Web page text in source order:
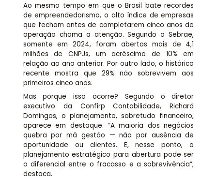
Ao mesmo tempo em que o Brasil bate recordes
de empreendedorismo, o alto índice de empresas
que fecham antes de completarem cinco anos de
operação chama a atenção. Segundo o Sebrae,
somente em 2024, foram abertos mais de 4,1
milhões de CNPJs, um acréscimo de 10% em
relação ao ano anterior. Por outro lado, o histórico
recente mostra que 29% não sobrevivem aos
primeiros cinco anos.
Mas porque isso ocorre? Segundo o diretor
executivo da Confirp Contabilidade, Richard
Domingos, o planejamento, sobretudo financeiro,
aparece em destaque. “A maioria dos negócios
quebra por má gestão — não por ausência de
oportunidade ou clientes. E, nesse ponto, o
planejamento estratégico para abertura pode ser
o diferencial entre o fracasso e a sobrevivência”,
destaca.